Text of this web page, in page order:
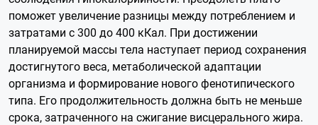
поможет увеличение разницы между потреблением и
затратами с 300 до 400 кКал. При достижении
планируемой массы тела наступает период сохранения
достигнутого веса, метаболической адаптации
организма и формирование нового фенотипического
типа. Его продолжительность должна быть не меньше
срока, затраченного на сжигание висцерального жира.